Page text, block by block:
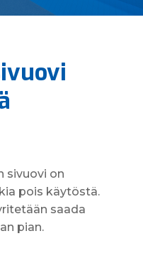
sivuovi on
pois käytöstä.
saada
pian.